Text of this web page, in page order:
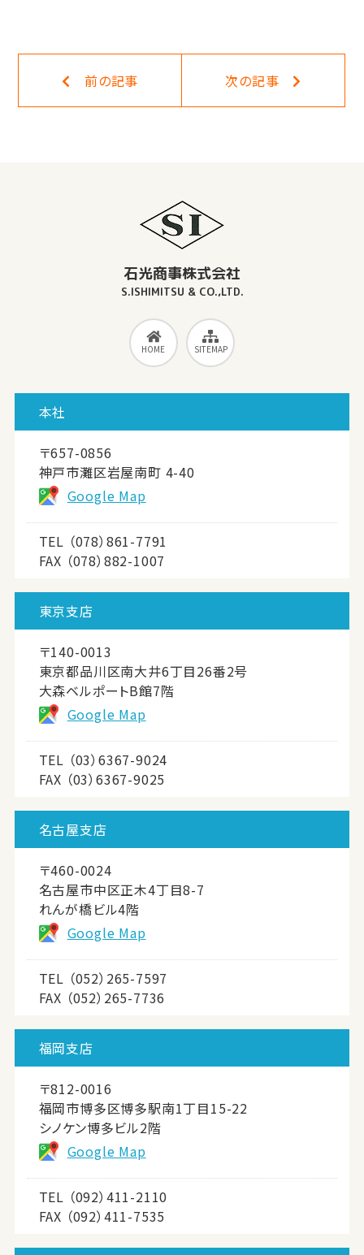
前の記事 次の記事
石光商事株式会社
S.ISHIMITSU & CO.,LTD.
HOME SITEMAP
本社
〒657-0856
神戸市灘区岩屋南町 4-40
Google Map
TEL （078）861-7791
FAX （078）882-1007
東京支店
〒140-0013
東京都品川区南大井6丁目26番2号
大森ベルポートB館7階
Google Map
TEL （03）6367-9024
FAX （03）6367-9025
名古屋支店
〒460-0024
名古屋市中区正木4丁目8-7
れんが橋ビル4階
Google Map
TEL （052）265-7597
FAX （052）265-7736
福岡支店
〒812-0016
福岡市博多区博多駅南1丁目15-22
シノケン博多ビル2階
Google Map
TEL （092）411-2110
FAX （092）411-7535